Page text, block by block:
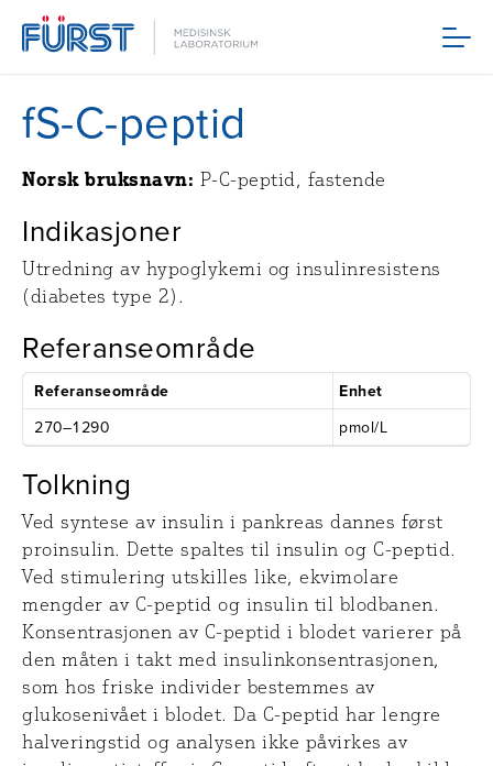
Meny
fS-C-peptid
Norsk bruksnavn: P-C-peptid, fastende
Indikasjoner
Utredning av hypoglykemi og insulinresistens
(diabetes type 2).
Referanseområde
Referanseområde
Enhet
270–1290
pmol/L
Tolkning
Ved syntese av insulin i pankreas dannes først
proinsulin. Dette spaltes til insulin og C-peptid.
Ved stimulering utskilles like, ekvimolare
mengder av C-peptid og insulin til blodbanen.
Konsentrasjonen av C-peptid i blodet varierer på
den måten i takt med insulinkonsentrasjonen,
som hos friske individer bestemmes av
glukosenivået i blodet. Da C-peptid har lengre
halveringstid og analysen ikke påvirkes av